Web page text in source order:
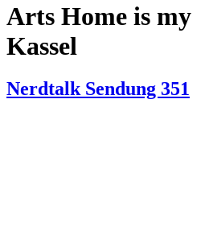
Arts Home is my
Kassel
Nerdtalk Sendung 351